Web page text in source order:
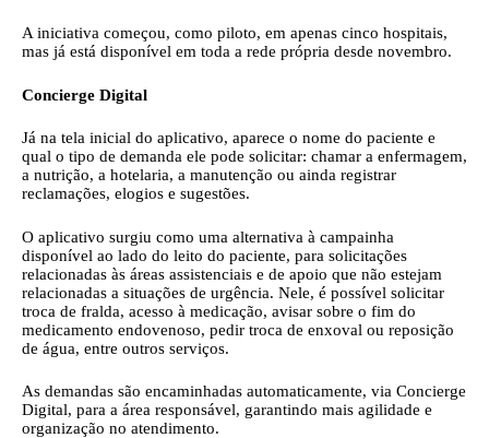
A iniciativa começou, como piloto, em apenas cinco hospitais,
mas já está disponível em toda a rede própria desde novembro.
Concierge Digital
Já na tela inicial do aplicativo, aparece o nome do paciente e
qual o tipo de demanda ele pode solicitar: chamar a enfermagem,
a nutrição, a hotelaria, a manutenção ou ainda registrar
reclamações, elogios e sugestões.
O aplicativo surgiu como uma alternativa à campainha
disponível ao lado do leito do paciente, para solicitações
relacionadas às áreas assistenciais e de apoio que não estejam
relacionadas a situações de urgência. Nele, é possível solicitar
troca de fralda, acesso à medicação, avisar sobre o fim do
medicamento endovenoso, pedir troca de enxoval ou reposição
de água, entre outros serviços.
As demandas são encaminhadas automaticamente, via Concierge
Digital, para a área responsável, garantindo mais agilidade e
organização no atendimento.